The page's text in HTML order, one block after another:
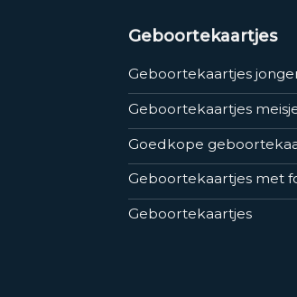
Geboortekaartjes
Geboortekaartjes
Geboortekaartjes
Goedkope
Geboortekaartjes met
Geboortekaartjes